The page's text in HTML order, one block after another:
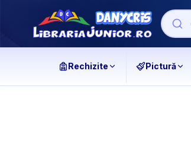
Rechizite Pictură